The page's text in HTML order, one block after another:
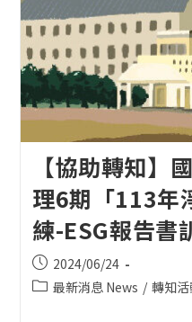
【協助轉知】
理6期「113年
練-ESG報告書
Post
published:
2024/06/24
Post最新消息 News / 轉知